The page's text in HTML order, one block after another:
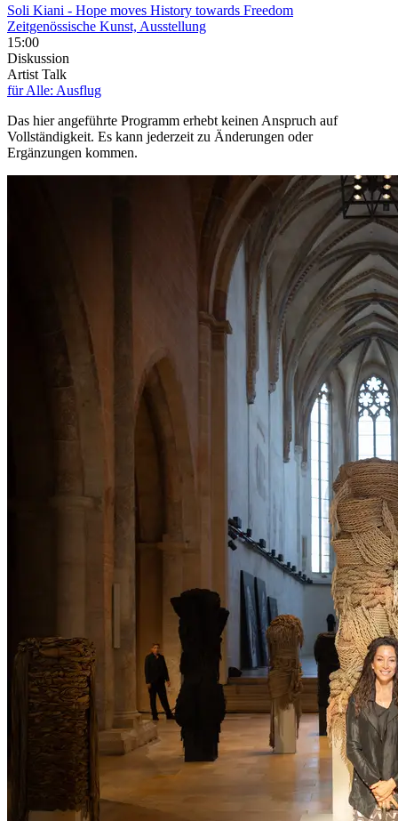
Soli Kiani - Hope moves History towards Freedom
Zeitgenössische Kunst, Ausstellung
15:00
Diskussion
Artist Talk
für Alle: Ausflug
Das hier angeführte Programm erhebt keinen Anspruch auf
Vollständigkeit. Es kann jederzeit zu Änderungen oder
Ergänzungen kommen.